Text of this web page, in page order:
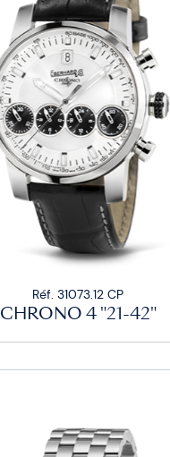
Réf. 31073.12 CP
CHRONO 4 "21-42"